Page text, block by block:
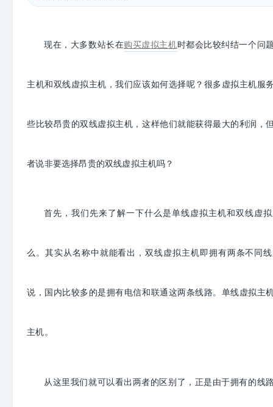
现在，大多数站长在购买虚拟主机时都会比较纠结一个问
主机和双线虚拟主机，我们应该如何选择呢？很多虚拟主机服
些比较昂贵的双线虚拟主机，这样他们就能获得最大的利润，
者说非要选择昂贵的双线虚拟主机吗？
首先，我们先来了解一下什么是单线虚拟主机和双线虚
么。其实从名称中就能看出，双线虚拟主机即拥有两条不同
说，国内比较多的是拥有电信和联通这两条线路。 单线虚拟主
主机。
从这里我们就可以看出两者的区别了，正是由于拥有的线